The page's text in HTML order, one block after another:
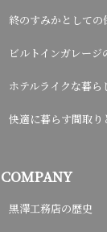
終のすみかとしての
ビルトインガレージ
ホテルライクな暮ら
快適に暮らす間取り
COMPANY
黒澤工務店の歴史